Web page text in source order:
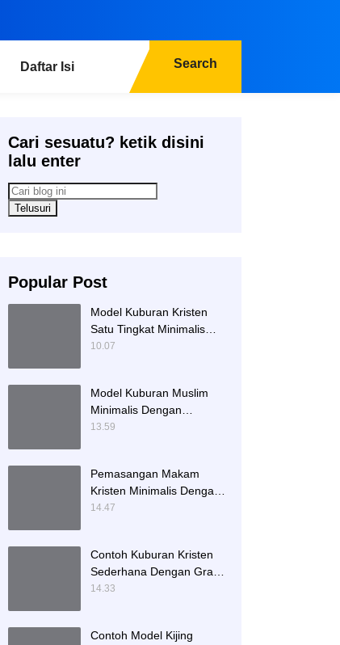
Daftar Isi Search
Cari sesuatu? ketik disini
lalu enter
Popular Post
Model Kuburan Kristen
Satu Tingkat Minimalis
Dengan Nisan Kotak
10.07
Model Kuburan Muslim
Minimalis Dengan
Kaligrafi dan Tempat
13.59
Pemasangan Makam
Kristen Minimalis Dengan
Batu Granit Hitam
14.47
Contoh Kuburan Kristen
Sederhana Dengan Granit
Hitam
14.33
Contoh Model Kijing